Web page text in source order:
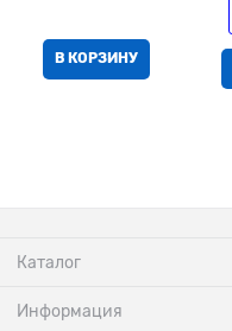
В КОРЗИНУ
Каталог
Информация